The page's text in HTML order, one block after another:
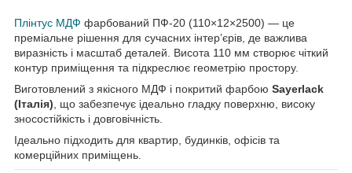
Плінтус МДФ фарбований ПФ-20 (110×12×2500) — це
преміальне рішення для сучасних інтер’єрів, де важлива
виразність і масштаб деталей. Висота 110 мм створює чіткий
контур приміщення та підкреслює геометрію простору.
Виготовлений з якісного МДФ і покритий фарбою Sayerlack
(Італія) , що забезпечує ідеально гладку поверхню, високу
зносостійкість і довговічність.
Ідеально підходить для квартир, будинків, офісів та
комерційних приміщень.